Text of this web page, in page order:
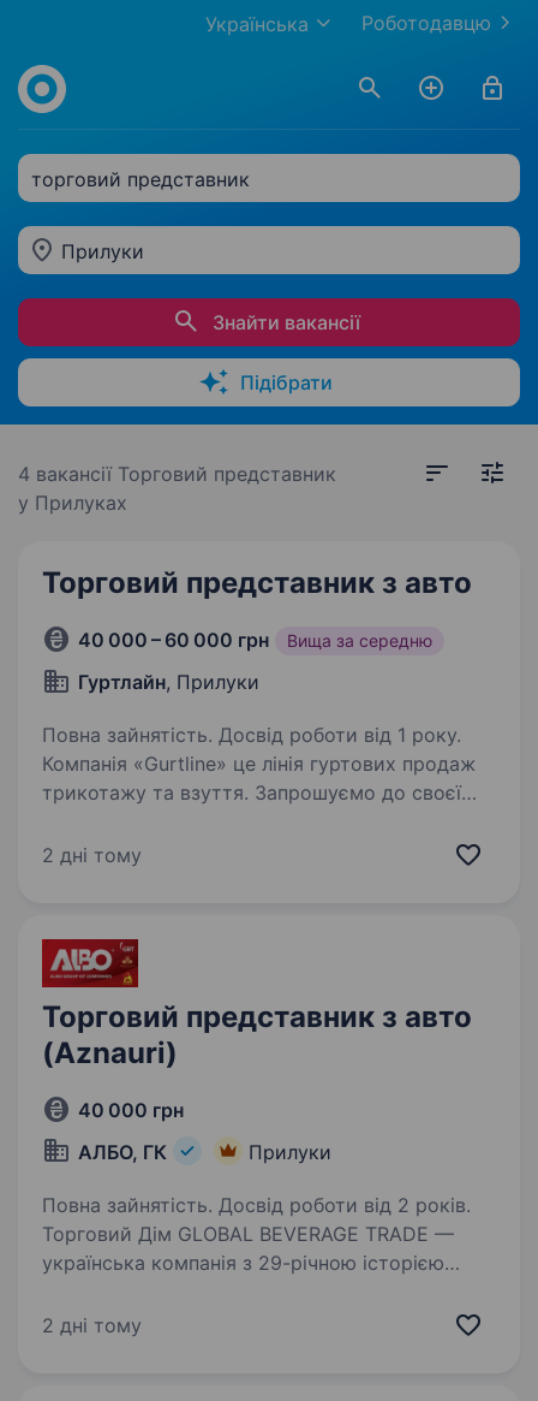
Роботодавцю
Українська
торговий представник
Прилуки
Знайти вакансії
Підібрати
4 вакансії Торговий представник
у Прилуках
Торговий представник з авто
40 000 – 60 000 грн Вища за середню
Гуртлайн, Прилуки
Повна зайнятість. Досвід роботи від 1 року.
Компанія «Gurtline» це лінія гуртових продаж
трикотажу та взуття. Запрошуємо до своєї
цілеспрямованого Торгового агента. Для нас
2 дні тому
Торговий представник з авто
(Aznauri)
40 000 грн
АЛБО, ГК
Прилуки
Повна зайнятість. Досвід роботи від 2 років.
Торговий Дім GLOBAL BEVERAGE TRADE —
українська компанія з 29-річною історією
алкогольного ринку. Ми створили такі відомі
2 дні тому